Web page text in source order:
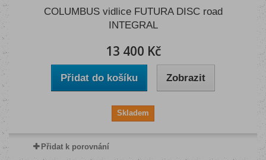
COLUMBUS vidlice FUTURA DISC road
INTEGRAL
13 400 Kč
Přidat do košíku Zobrazit
Skladem
Přidat k porovnání